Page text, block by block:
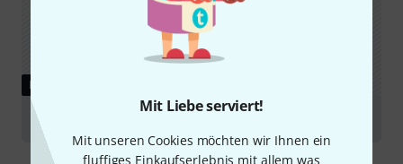
Mit Liebe serviert!
Mit unseren Cookies möchten wir Ihnen ein
fluffiges Einkaufserlebnis mit allem was
RATGEBER
Drumset Aufbau